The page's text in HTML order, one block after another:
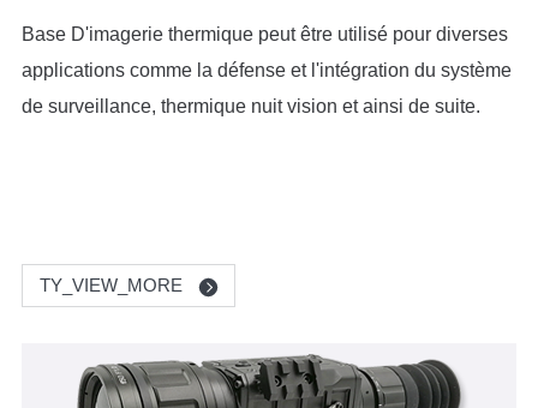
Base D'imagerie thermique peut être utilisé pour diverses
applications comme la défense et l'intégration du système
de surveillance, thermique nuit vision et ainsi de suite.
TY_VIEW_MORE